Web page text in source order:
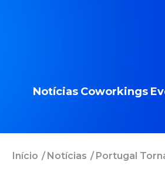
Notícias Coworkings
Início /Notícias / Portugal